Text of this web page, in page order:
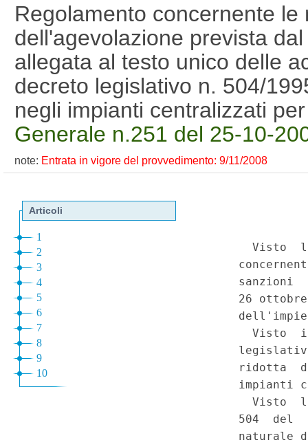
Regolamento concernente
dell'agevolazione prevista
allegata al testo unico delle
decreto legislativo n. 504/
negli impianti centralizzati
Generale n.251 del 25-10-
note: Entrata in vigore del provvedimento: 9/11/2008